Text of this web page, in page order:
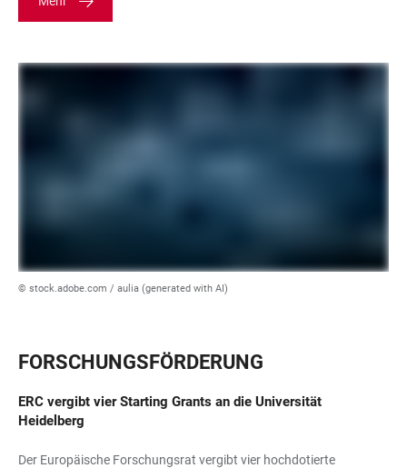
© stock.adobe.com / aulia (generated with AI)
FORSCHUNGSFÖRDERUNG
ERC vergibt vier Starting Grants an die Universität
Heidelberg
Der Europäische Forschungsrat vergibt vier hochdotierte